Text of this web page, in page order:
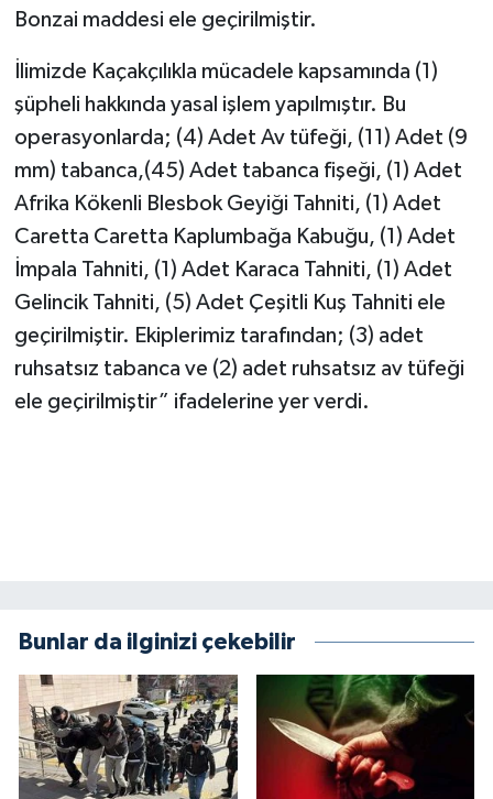
Bonzai maddesi ele geçirilmiştir.
İlimizde Kaçakçılıkla mücadele kapsamında (1)
şüpheli hakkında yasal işlem yapılmıştır. Bu
operasyonlarda; (4) Adet Av tüfeği, (11) Adet (9
mm) tabanca,(45) Adet tabanca fişeği, (1) Adet
Afrika Kökenli Blesbok Geyiği Tahniti, (1) Adet
Caretta Caretta Kaplumbağa Kabuğu, (1) Adet
İmpala Tahniti, (1) Adet Karaca Tahniti, (1) Adet
Gelincik Tahniti, (5) Adet Çeşitli Kuş Tahniti ele
geçirilmiştir. Ekiplerimiz tarafından; (3) adet
ruhsatsız tabanca ve (2) adet ruhsatsız av tüfeği
ele geçirilmiştir” ifadelerine yer verdi.
Bunlar da ilginizi çekebilir
BİLİMNET
Yemek
SİVİL TOPLUM
SEÇİM 2014
KİM KİMDİR
ÇEK GÖNDER
KİTAP
HEDEF2020
Genel
Politika
YEREL